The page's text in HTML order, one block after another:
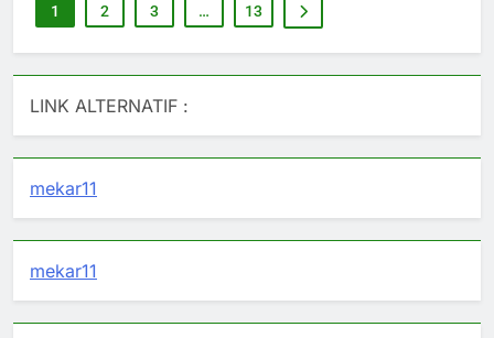
1 2 3 … 13
LINK ALTERNATIF :
mekar11
mekar11